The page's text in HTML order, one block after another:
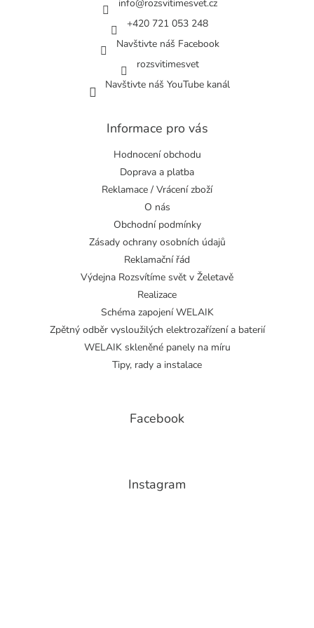
info@rozsvitimesvet.cz
+420 721 053 248
Navštivte náš Facebook
rozsvitimesvet
Navštivte náš YouTube kanál
Informace pro vás
Hodnocení obchodu
Doprava a platba
Reklamace / Vrácení zboží
O nás
Obchodní podmínky
Zásady ochrany osobních údajů
Reklamační řád
Výdejna Rozsvítíme svět v Želetavě
Realizace
Schéma zapojení WELAIK
Zpětný odběr vysloužilých elektrozařízení a baterií
WELAIK skleněné panely na míru
Tipy, rady a instalace
Facebook
Instagram